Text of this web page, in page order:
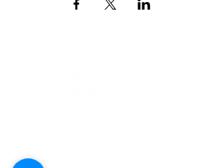
editorial@revistaplasticapr.org